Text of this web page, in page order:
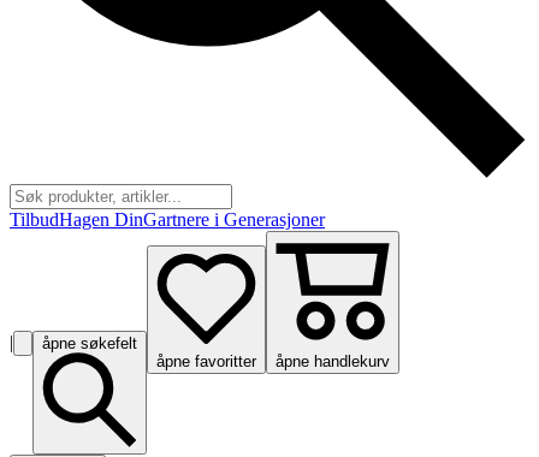
TilbudHagen DinGartnere i Generasjoner
|
åpne søkefelt
åpne favoritter
åpne handlekurv